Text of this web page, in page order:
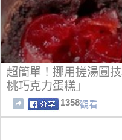
超簡單！挪用搓湯圓
桃巧克力蛋糕」
1358觀看